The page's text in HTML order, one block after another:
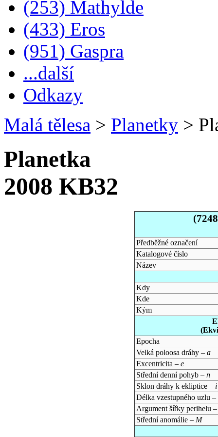
(253) Mathylde
(433) Eros
(951) Gaspra
...další
Odkazy
Malá tělesa > Planetky >
Planetka
2008 KB32
Předběžné označení
Katalogové číslo
Název
Kdy
Kde
Kým
Epocha
Velká poloosa dráhy – a
Excentricita – e
Střední denní pohyb – n
Sklon dráhy k ekliptice – i
Délka vzestupného uzlu –
Argument šířky perihelu
Střední anomálie – M